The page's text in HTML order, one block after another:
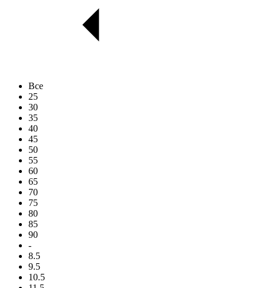
Все
25
30
35
40
45
50
55
60
65
70
75
80
85
90
-
8.5
9.5
10.5